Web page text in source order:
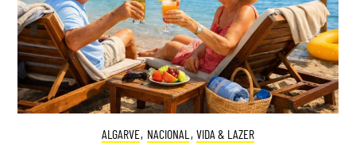
ALGARVE, NACIONAL , VIDA & LAZER